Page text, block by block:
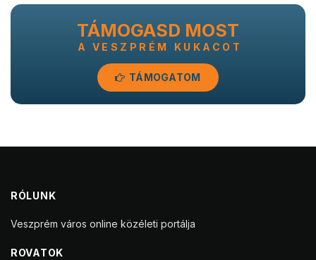
TÁMOGASD MOST
A VESZPRÉM KUKACOT
TÁMOGATOM
RÓLUNK
Veszprém város online közéleti portálja
ROVATOK